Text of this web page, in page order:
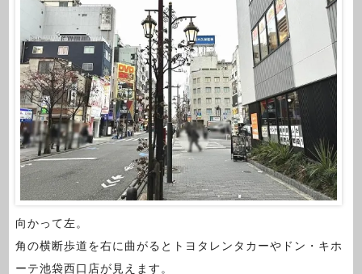
向かって左。
角の横断歩道を右に曲がるとトヨタレンタカーやドン・キホ
ーテ池袋西口店が見えます。